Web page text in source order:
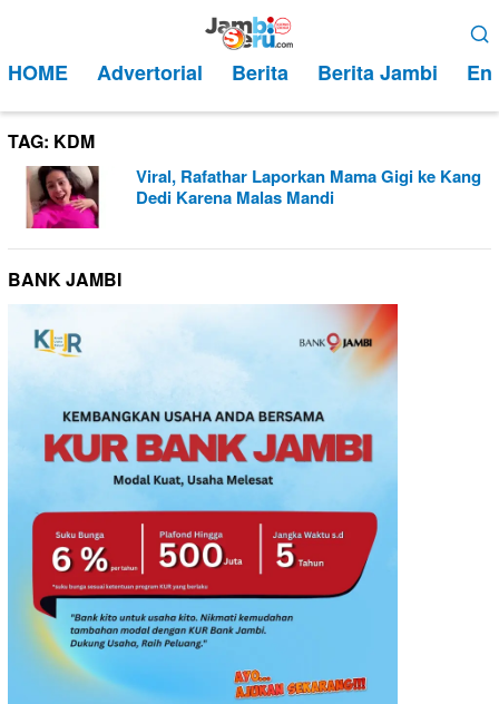
kontenMobile
HOME Advertorial Berita Berita Jambi
TAG: KDM
Viral, Rafathar Laporkan Mama Gigi ke Kang
Dedi Karena Malas Mandi
BANK JAMBI